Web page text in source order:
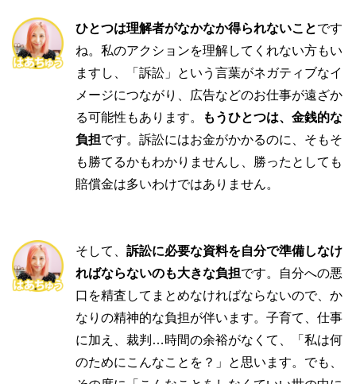
ひとつは理解者がなかなか得られないことです
ね。私のアクションを理解してくれない方もい
ますし、「訴訟」という言葉がネガティブなイ
メージにつながり、広告などのお仕事が遠ざか
る可能性もあります。
もうひとつは、金銭的な
負担です。訴訟にはお金がかかるのに、そもそ
も勝てるかもわかりませんし、勝ったとしても
賠償金は多いわけではありません。
そして、 訴訟に必要な資料を自分で準備しなけ
ればならないのも大きな負担です。自分への悪
口を精査してまとめなければならないので、か
なりの精神的な負担が伴います。子育て、仕事
に加え、裁判…時間の余裕がなくて、「私は何
のためにこんなことを？」と思います。でも、